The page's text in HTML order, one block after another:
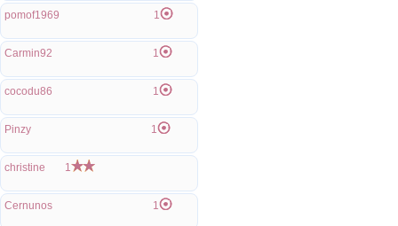
pomof1969 1
Carmin92 1
cocodu86 1
Pinzy 1
christine 1
Cernunos 1